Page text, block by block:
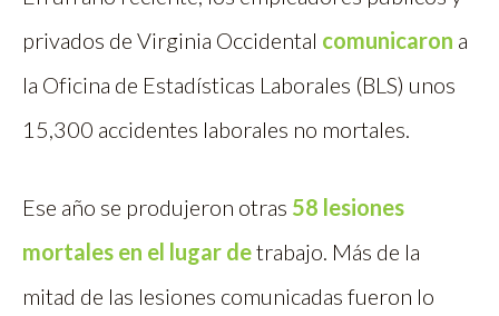
privados de Virginia Occidental comunicaron a
la Oficina de Estadísticas Laborales (BLS) unos
15,300 accidentes laborales no mortales.
Ese año se produjeron otras 58 lesiones
mortales en el lugar detrabajo. Más de la
mitad de las lesiones comunicadas fueron lo